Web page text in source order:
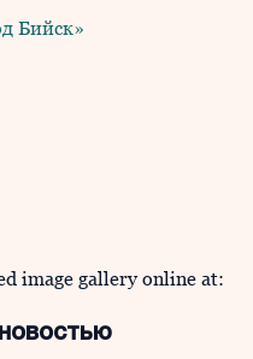
Бийск»
image gallery online at: